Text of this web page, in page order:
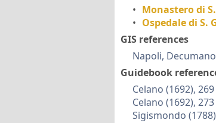
• Monastero di
• Ospedale di S.
GIS references
Napoli, Decumano
Guidebook
Celano (1692), 269
Celano (1692), 273
Sigismondo